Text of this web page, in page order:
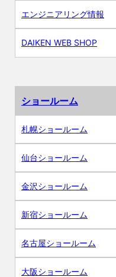
エンジニアリング情報
DAIKEN WEB SHOP
ショールーム
札幌ショールーム
仙台ショールーム
金沢ショールーム
新宿ショールーム
名古屋ショールーム
大阪ショールーム